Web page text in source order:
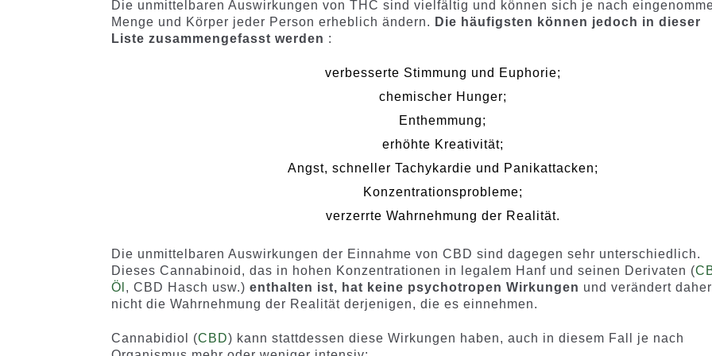
Die unmittelbaren Auswirkungen von THC sind vielfältig und können sich je nach
Menge und Körper jeder Person erheblich ändern. Die häufigsten können jedoch in dieser
Liste zusammengefasst werden :
verbesserte Stimmung und Euphorie;
chemischer Hunger;
Enthemmung;
erhöhte Kreativität;
Angst, schneller Tachykardie und Panikattacken;
Konzentrationsprobleme;
verzerrte Wahrnehmung der Realität.
Die unmittelbaren Auswirkungen der Einnahme von CBD sind dagegen sehr unterschiedlich.
Dieses Cannabinoid, das in hohen Konzentrationen in legalem Hanf und seinen Derivaten (
Öl , CBD Hasch usw.)enthalten ist, hat keine psychotropen Wirkungen und verändert daher
nicht die Wahrnehmung der Realität derjenigen, die es einnehmen.
Cannabidiol (CBD) kann stattdessen diese Wirkungen haben, auch in diesem Fall je nach